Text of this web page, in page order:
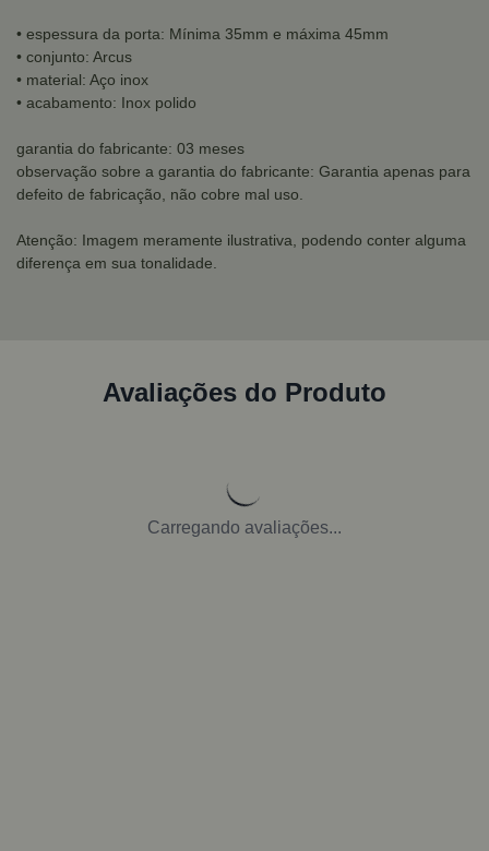
• espessura da porta: Mínima 35mm e máxima 45mm
• conjunto: Arcus
• material: Aço inox
• acabamento: Inox polido
garantia do fabricante: 03 meses
observação sobre a garantia do fabricante: Garantia apenas para
defeito de fabricação, não cobre mal uso.
Atenção: Imagem meramente ilustrativa, podendo conter alguma
diferença em sua tonalidade.
Avaliações do Produto
Carregando avaliações...